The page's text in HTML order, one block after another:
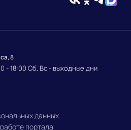
8
- 18:00 Сб, Вс - выходные дни
данных
портала